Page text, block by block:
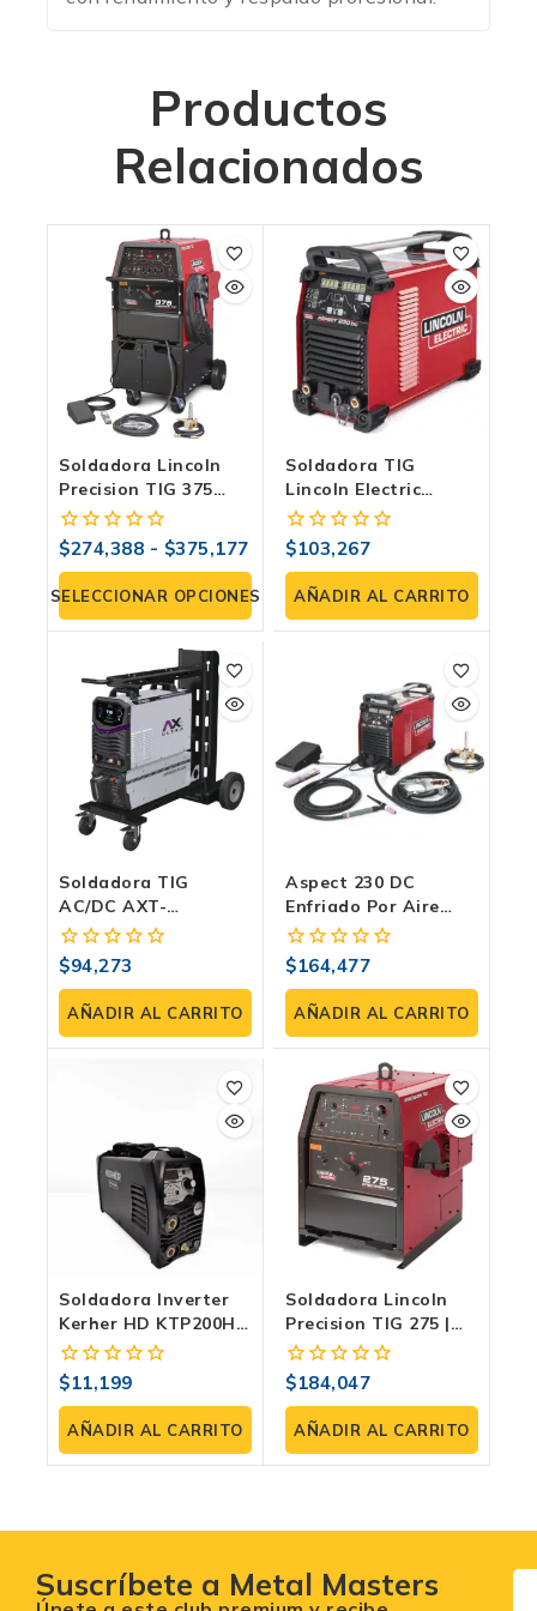
Productos
Relacionados
Soldadora Lincoln
Precision TIG 375
Ready-Pak®| Para
Aluminio Y Acero
0
fuera
de
5
$274,388 - $375,177
SELECCIONAR OPCIONES
Soldadora TIG
Lincoln Electric
Aspect 230 DC:
Potencia, Control Y
Confiabilidad
Profesional
0
fuera
de
5
$103,267
AÑADIR AL CARRITO
Soldadora TIG
AC/DC AXT-
TAF320LCD | Multi-
Fase 220/440 V
0
fuera
de
5
$94,273
AÑADIR AL CARRITO
Aspect 230 DC
Enfriado Por Aire
One-Pak | Soldadora
TIG Profesional
Lincoln
0
fuera
de
5
$164,477
AÑADIR AL CARRITO
Soldadora Inverter
Kerher HD KTP200HD
| TIG/MMA 200A
0
fuera
de
5
$11,199
AÑADIR AL CARRITO
Soldadora Lincoln
Precision TIG 275 |
TIG AC/DC 340A
0
fuera
de
5
$184,047
AÑADIR AL CARRITO
Suscríbete a Metal Masters